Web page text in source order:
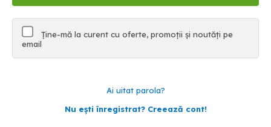
Ține-mă la curent cu oferte, promoții și noutăți pe
email
Ai uitat parola?
Nu ești înregistrat? Creează cont!